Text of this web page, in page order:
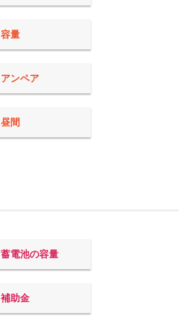
容量
アンペア
昼間
蓄電池の容量
補助金